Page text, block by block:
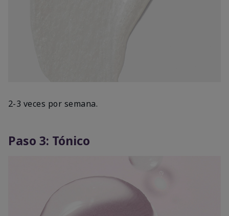
2-3 veces por semana.
Paso 3: Tónico